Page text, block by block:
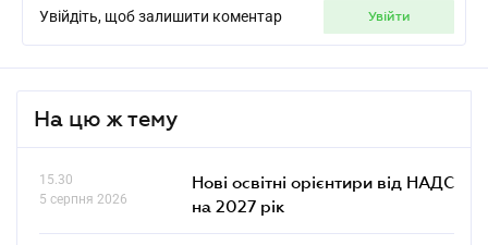
Увійдіть, щоб залишити коментар увійти
На цю ж тему
15.30
5 серпня 2026
Нові освітні орієнтири від НАДС
на 2027 рік